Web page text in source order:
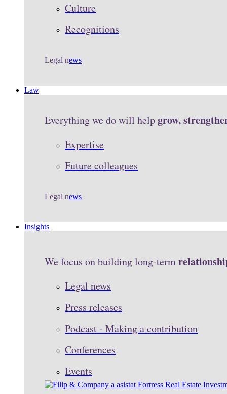
Culture
Recognitions
Legal news
Law
Everything we do will helpgrow,
Expertise
Future colleagues
Legal news
Insights
We focus on building long-term
Legal news
Press releases
Podcast - Making a contribution
Conferences
Events